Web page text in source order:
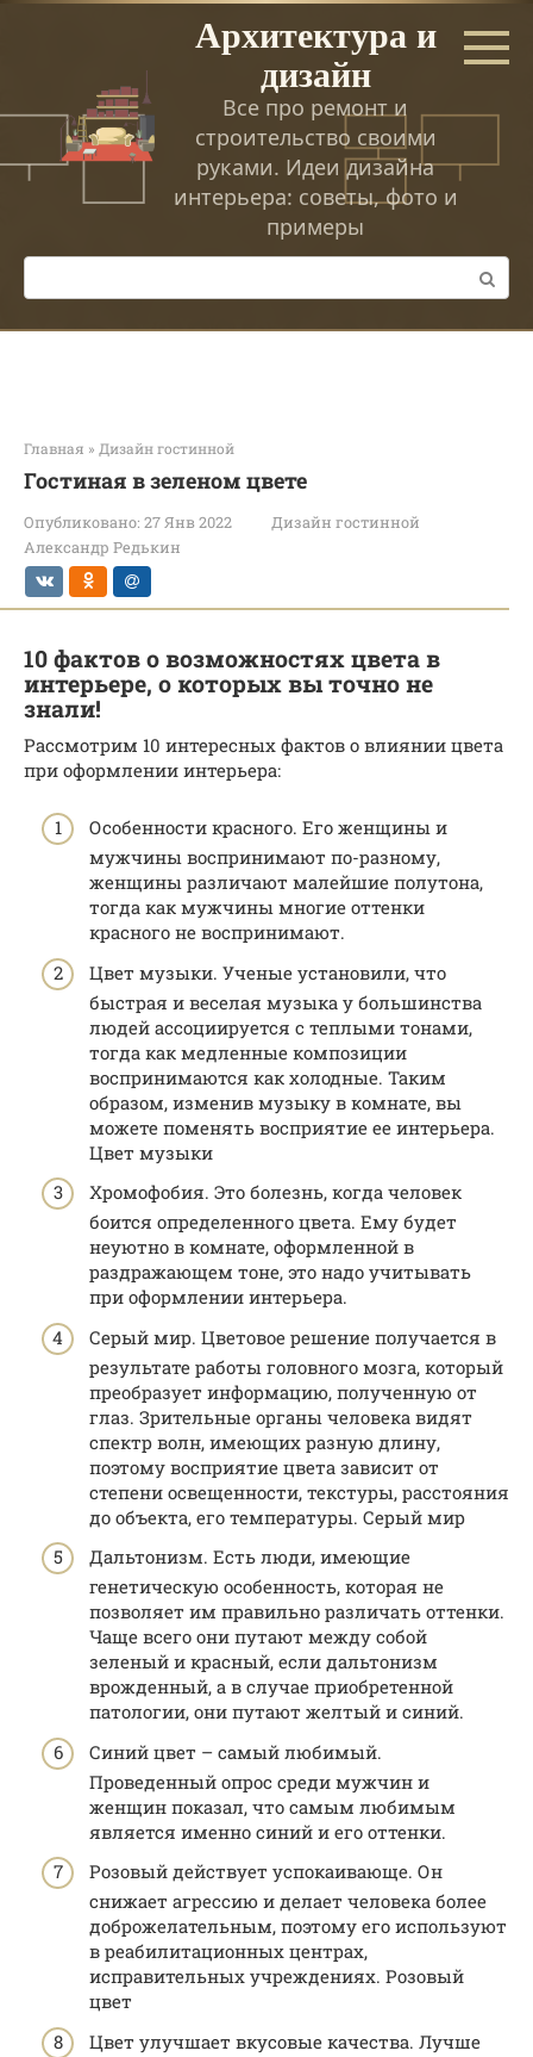
Перейти
Архитектура и
дизайн
Все про ремонт и
строительство своими
руками. Идеи дизайна
интерьера: советы, фото и
примеры
Поиск:
Главная » Дизайн гостинной
Гостиная в зеленом цвете
Опубликовано: 27 Янв 2022
Дизайн гостинной
Александр Редькин
10 фактов о возможностях цвета в
интерьере, о которых вы точно не
знали!
Рассмотрим 10 интересных фактов о влиянии цвета
при оформлении интерьера:
Особенности красного. Его женщины и
мужчины воспринимают по-разному,
женщины различают малейшие полутона,
тогда как мужчины многие оттенки
красного не воспринимают.
Цвет музыки. Ученые установили, что
быстрая и веселая музыка у большинства
людей ассоциируется с теплыми тонами,
тогда как медленные композиции
воспринимаются как холодные. Таким
образом, изменив музыку в комнате, вы
можете поменять восприятие ее интерьера.
Цвет музыки
Хромофобия. Это болезнь, когда человек
боится определенного цвета. Ему будет
неуютно в комнате, оформленной в
раздражающем тоне, это надо учитывать
при оформлении интерьера.
Серый мир. Цветовое решение получается в
результате работы головного мозга, который
преобразует информацию, полученную от
глаз. Зрительные органы человека видят
спектр волн, имеющих разную длину,
поэтому восприятие цвета зависит от
степени освещенности, текстуры, расстояния
до объекта, его температуры. Серый мир
Дальтонизм. Есть люди, имеющие
генетическую особенность, которая не
позволяет им правильно различать оттенки.
Чаще всего они путают между собой
зеленый и красный, если дальтонизм
врожденный, а в случае приобретенной
патологии, они путают желтый и синий.
Синий цвет – самый любимый.
Проведенный опрос среди мужчин и
женщин показал, что самым любимым
является именно синий и его оттенки.
Розовый действует успокаивающе. Он
снижает агрессию и делает человека более
доброжелательным, поэтому его используют
в реабилитационных центрах,
исправительных учреждениях. Розовый
цвет
Цвет улучшает вкусовые качества. Лучше